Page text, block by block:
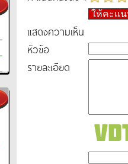
ให้คะแ
แสดงความเห็น
หัวข้อ
รายละเอียด